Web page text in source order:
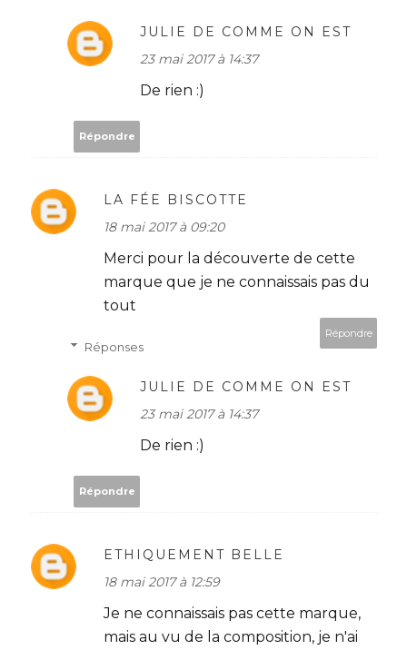
JULIE DE COMME ON EST
23 mai 2017 à 14:37
De rien :)
Répondre
LA FÉE BISCOTTE
18 mai 2017 à 09:20
Merci pour la découverte de cette
marque que je ne connaissais pas du
tout
Répondre
Réponses
JULIE DE COMME ON EST
23 mai 2017 à 14:37
De rien :)
Répondre
ETHIQUEMENT BELLE
18 mai 2017 à 12:59
Je ne connaissais pas cette marque,
mais au vu de la composition, je n'ai